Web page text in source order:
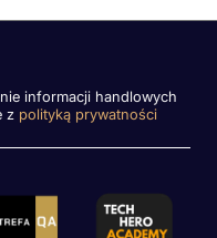
informacji handlowych
z polityką prywatności